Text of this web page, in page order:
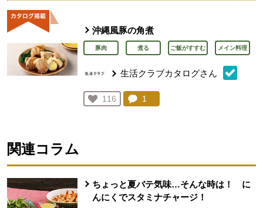
沖縄風豚の角煮
豚肉 煮る ご飯がすすむ メイン料理
生活クラブカタログさん
お気に入り登録：
116
人が登録
コメント：
1
関連コラム
ちょっと夏バテ気味…そんな時は！ に
んにくでスタミナチャージ！